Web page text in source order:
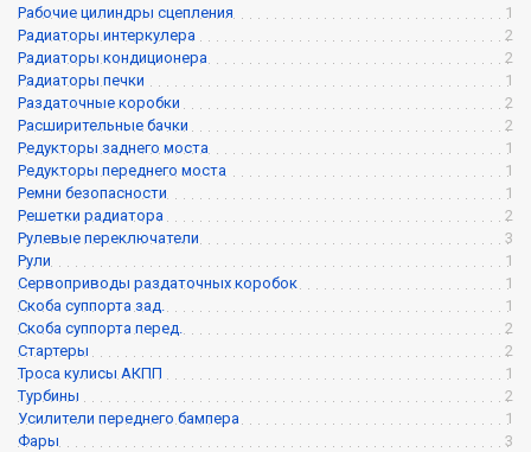
Рабочие цилиндры сцепления
1
Радиаторы интеркулера
2
Радиаторы кондиционера
2
Радиаторы печки
1
Раздаточные коробки
2
Расширительные бачки
2
Редукторы заднего моста
1
Редукторы переднего моста
1
Ремни безопасности
1
Решетки радиатора
2
Рулевые переключатели
3
Рули
1
Сервоприводы раздаточных коробок
1
Скоба суппорта зад.
1
Скоба суппорта перед.
2
Стартеры
2
Троса кулисы АКПП
1
Турбины
2
Усилители переднего бампера
1
Фары
3